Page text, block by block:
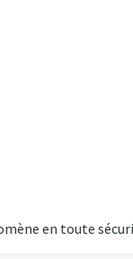
toute sécurité